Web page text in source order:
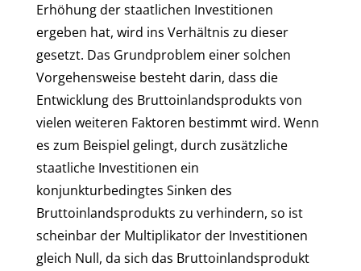
Erhöhung der staatlichen Investitionen
ergeben hat, wird ins Verhältnis zu dieser
gesetzt. Das Grundproblem einer solchen
Vorgehensweise besteht darin, dass die
Entwicklung des Bruttoinlandsprodukts von
vielen weiteren Faktoren bestimmt wird. Wenn
es zum Beispiel gelingt, durch zusätzliche
staatliche Investitionen ein
konjunkturbedingtes Sinken des
Bruttoinlandsprodukts zu verhindern, so ist
scheinbar der Multiplikator der Investitionen
gleich Null, da sich das Bruttoinlandsprodukt